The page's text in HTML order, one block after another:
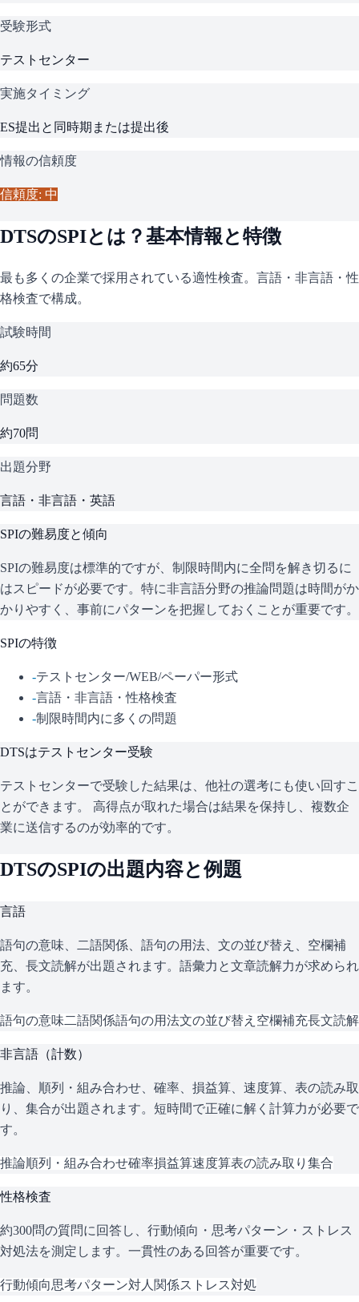
受験形式
テストセンター
実施タイミング
ES提出と同時期または提出後
情報の信頼度
信頼度: 中
DTSのSPIとは？基本情報と特徴
最も多くの企業で採用されている適性検査。言語・非言語・性
格検査で構成。
試験時間
約65分
問題数
約70問
出題分野
言語・非言語・英語
SPIの難易度と傾向
SPIの難易度は標準的ですが、制限時間内に全問を解き切るに
はスピードが必要です。特に非言語分野の推論問題は時間がか
かりやすく、事前にパターンを把握しておくことが重要です。
SPIの特徴
-テストセンター/WEB/ペーパー形式
-言語・非言語・性格検査
-制限時間内に多くの問題
DTSはテストセンター受験
テストセンターで受験した結果は、他社の選考にも使い回すこ
とができます。 高得点が取れた場合は結果を保持し、複数企
業に送信するのが効率的です。
DTSのSPIの出題内容と例題
言語
語句の意味、二語関係、語句の用法、文の並び替え、空欄補
充、長文読解が出題されます。語彙力と文章読解力が求められ
ます。
語句の意味二語関係語句の用法文の並び替え 空欄補充長文読解
非言語（計数）
推論、順列・組み合わせ、確率、損益算、速度算、表の読み取
り、集合が出題されます。短時間で正確に解く計算力が必要で
す。
推論順列・組み合わせ確率損益算速度算表の読み取り 集合
性格検査
約300問の質問に回答し、行動傾向・思考パターン・ストレス
対処法を測定します。一貫性のある回答が重要です。
行動傾向思考パターン対人関係ストレス対処